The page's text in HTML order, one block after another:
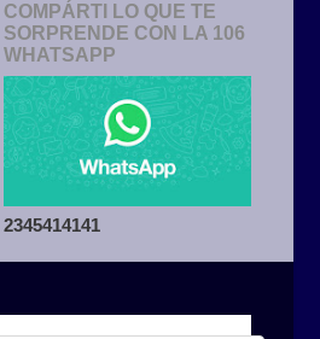
COMPÁRTI LO QUE TE
SORPRENDE CON LA 106
WHATSAPP
2345414141